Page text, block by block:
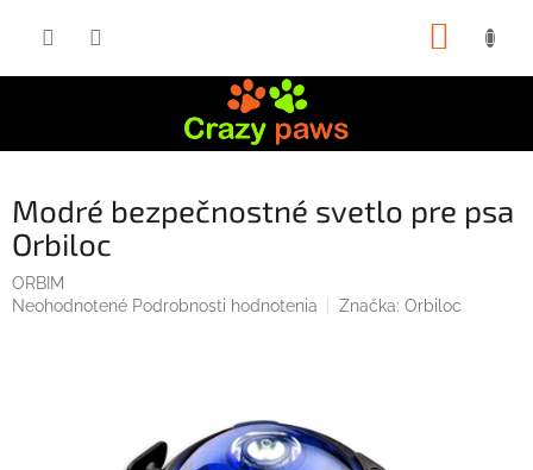
Modré bezpečnostné svetlo pre psa
Orbiloc
ORBIM
Priemerné
Neohodnotené Podrobnosti hodnotenia Značka: Orbiloc